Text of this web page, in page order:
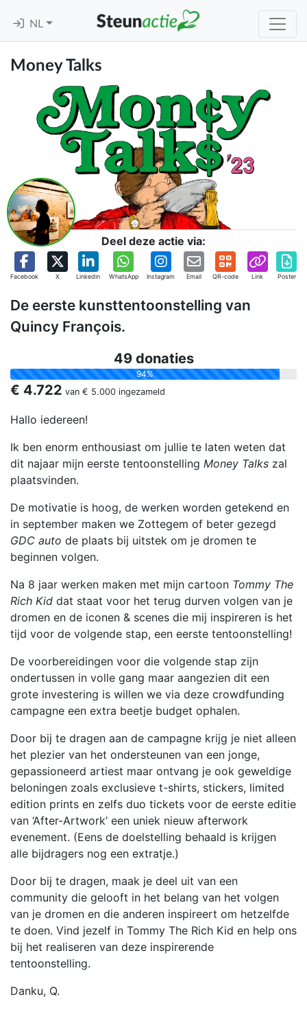
NL
Money Talks
Deel deze actie via:
Facebook X Linkedin WhatsApp Instagram Email QR-code Link Poster
De eerste kunsttentoonstelling van
Quincy François.
49 donaties
94%
€ 4.722 van € 5.000 ingezameld
Hallo iedereen!
Ik ben enorm enthousiast om jullie te laten weten dat
dit najaar mijn eerste tentoonstelling Money Talks zal
plaatsvinden.
De motivatie is hoog, de werken worden getekend en
in september maken we Zottegem of beter gezegd
GDC auto de plaats bij uitstek om je dromen te
beginnen volgen.
Na 8 jaar werken maken met mijn cartoon Tommy The
Rich Kid dat staat voor het terug durven volgen van je
dromen en de iconen & scenes die mij inspireren is het
tijd voor de volgende stap, een eerste tentoonstelling!
De voorbereidingen voor die volgende stap zijn
ondertussen in volle gang maar aangezien dit een
grote investering is willen we via deze crowdfunding
campagne een extra beetje budget ophalen.
Door bij te dragen aan de campagne krijg je niet alleen
het plezier van het ondersteunen van een jonge,
gepassioneerd artiest maar ontvang je ook geweldige
beloningen zoals exclusieve t-shirts, stickers, limited
edition prints en zelfs duo tickets voor de eerste editie
van ‘After-Artwork’ een uniek nieuw afterwork
evenement. (Eens de doelstelling behaald is krijgen
alle bijdragers nog een extratje.)
Door bij te dragen, maak je deel uit van een
community die gelooft in het belang van het volgen
van je dromen en die anderen inspireert om hetzelfde
te doen. Vind jezelf in Tommy The Rich Kid en help ons
bij het realiseren van deze inspirerende
tentoonstelling.
Danku, Q.